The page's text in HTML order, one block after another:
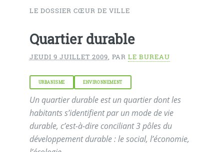
LE DOSSIER CŒUR DE VILLE
Quartier durable
JEUDI 9 JUILLET 2009, PAR LE BUREAU
URBANISME ENVIRONNEMENT
Un quartier durable est un quartier dont les
habitants s’identifient par un mode de vie
durable, c’est-à-dire conciliant 3 pôles du
développement durable : le social, l’économie,